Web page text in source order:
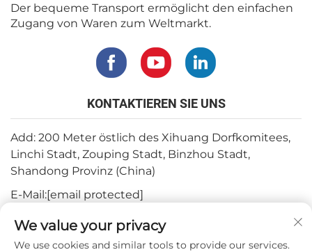
Der bequeme Transport ermöglicht den einfachen
Zugang von Waren zum Weltmarkt.
KONTAKTIEREN SIE UNS
Add: 200 Meter östlich des Xihuang Dorfkomitees,
Linchi Stadt, Zouping Stadt, Binzhou Stadt,
Shandong Provinz (China)
E-Mail:[email protected]
Tel.: +82-3180427370
Telefon: +86-15564344404
We value your privacy
We use cookies and similar tools to provide our services.